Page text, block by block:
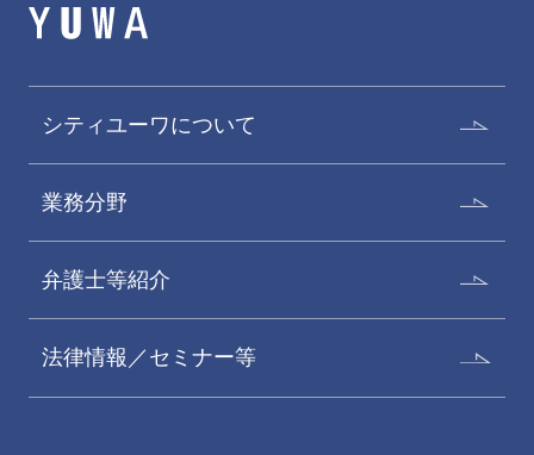
シティユーワについて
業務分野
弁護士等紹介
法律情報／セミナー等